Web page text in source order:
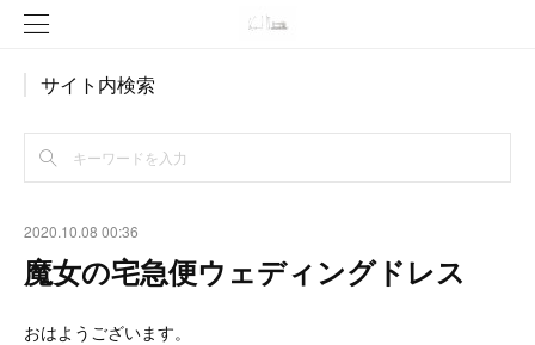
サイト内検索
2020.10.08 00:36
魔女の宅急便ウェディングドレス
おはようございます。